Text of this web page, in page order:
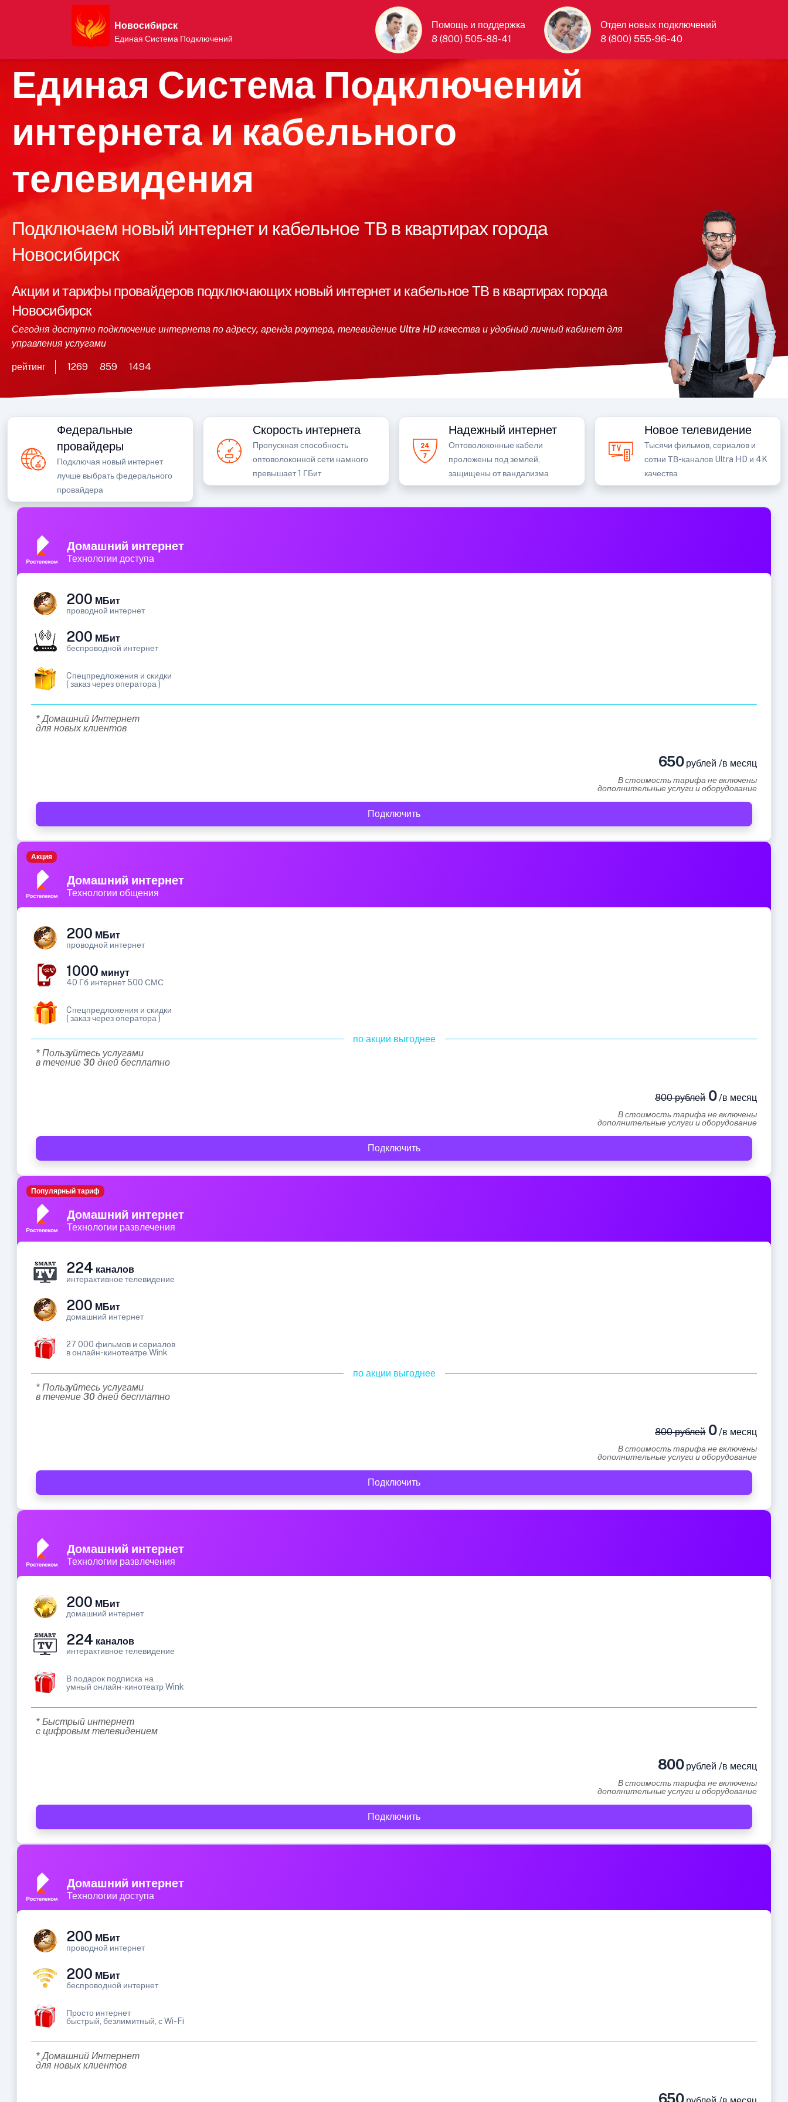
Новосибирск
Единая Система Подключений
Помощь и поддержка
8 (800) 505-88-41
Отдел новых подключений
8 (800) 555-96-40
Единая Система Подключений
интернета и кабельного
телевидения
Подключаем новый интернет и кабельное ТВ в квартирах города
Новосибирск
Акции и тарифы провайдеров подключающих новый интернет и кабельное ТВ в квартирах города
Новосибирск
Сегодня доступно подключение интернета по адресу, аренда роутера, телевидение Ultra HD качества и удобный личный кабинет для
управления услугами
рейтинг 1269 859 1494
Федеральные
провайдеры
Подключая новый интернет
лучше выбрать федерального
провайдера
Скорость интернета
Пропускная способность
оптоволоконной сети намного
превышает 1 ГБит
Надежный интернет
Оптоволоконные кабели
проложены под землей,
защищены от вандализма
Новое телевидение
Тысячи фильмов, сериалов и
сотни ТВ-каналов Ultra HD и 4K
качества
Домашний интернет
Технологии доступа
200 МБит
проводной интернет
200 МБит
беспроводной интернет
Cпецпредложения и скидки
( заказ через оператора )
* Домашний Интернет
для новых клиентов
650рублей /в месяц
В стоимость тарифа не включены
дополнительные услуги и оборудование
Подключить
Домашний интернет
Технологии общения
Акция
200 МБит
проводной интернет
1000 минут
40 Гб интернет 500 СМС
Cпецпредложения и скидки
( заказ через оператора )
по акции выгоднее
* Пользуйтесь услугами
в течение 30 дней бесплатно
800 рублей0/в месяц
В стоимость тарифа не включены
дополнительные услуги и оборудование
Подключить
Домашний интернет
Технологии развлечения
Популярный тариф
224 каналов
интерактивное телевидение
200 МБит
домашний интернет
27 000 фильмов и сериалов
в онлайн-кинотеатре Wink
по акции выгоднее
* Пользуйтесь услугами
в течение 30 дней бесплатно
800 рублей0/в месяц
В стоимость тарифа не включены
дополнительные услуги и оборудование
Подключить
Домашний интернет
Технологии развлечения
200 МБит
домашний интернет
224 каналов
интерактивное телевидение
В подарок подписка на
умный онлайн-кинотеатр Wink
* Быстрый интернет
с цифровым телевидением
800рублей /в месяц
В стоимость тарифа не включены
дополнительные услуги и оборудование
Подключить
Домашний интернет
Технологии доступа
200 МБит
проводной интернет
200 МБит
беспроводной интернет
Просто интернет
быстрый, безлимитный, с Wi-Fi
* Домашний Интернет
для новых клиентов
650